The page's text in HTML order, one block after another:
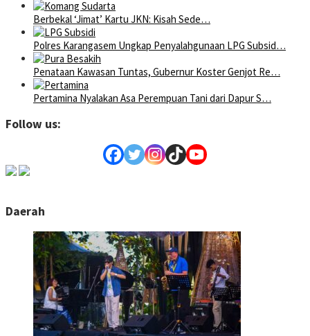
Berbekal ‘Jimat’ Kartu JKN: Kisah Sede…
Polres Karangasem Ungkap Penyalahgunaan LPG Subsid…
Penataan Kawasan Tuntas, Gubernur Koster Genjot Re…
Pertamina Nyalakan Asa Perempuan Tani dari Dapur S…
Follow us:
Daerah